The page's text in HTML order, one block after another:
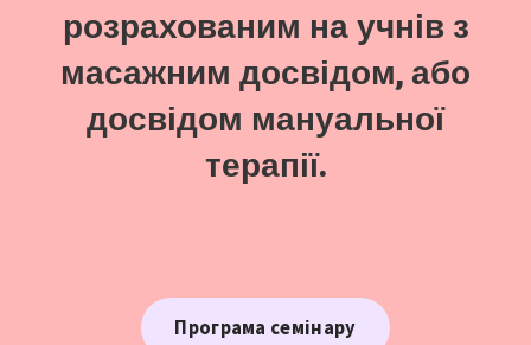
розрахованим на учнів з
масажним досвідом, або
досвідом мануальної
терапії.
Програма семінару